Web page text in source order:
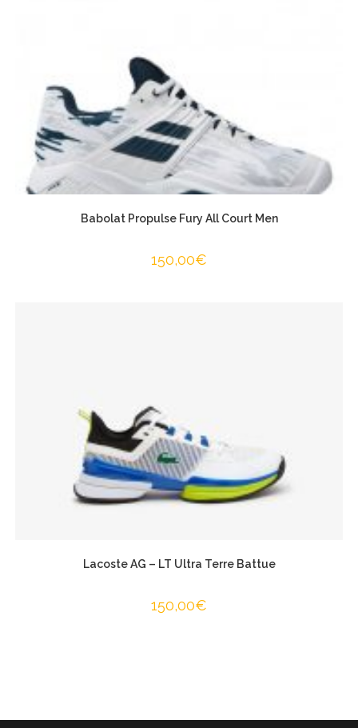
Babolat Propulse Fury All Court Men
150,00€
Lacoste AG – LT Ultra Terre Battue
150,00€